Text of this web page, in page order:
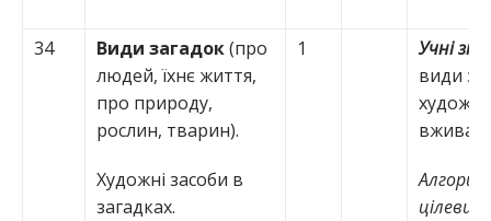
34 Види загадок(про
людей, їхнє життя,
про природу,
рослин, тварин).
Художні засоби в
загадках.
1
Учні
види
художні